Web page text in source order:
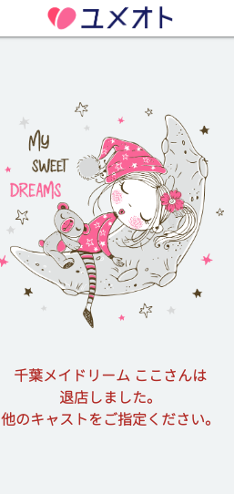
千葉メイドリーム ここさんは
退店しました。
他のキャストをご指定ください。